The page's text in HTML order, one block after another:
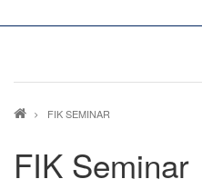
Breadcrumb
FIK SEMINAR
FIK Seminar